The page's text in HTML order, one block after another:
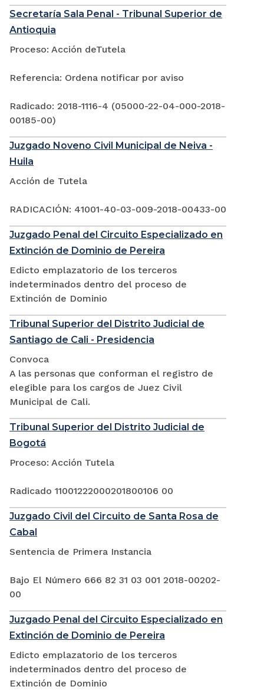
Secretaría Sala Penal - Tribunal Superior de
Antioquia
Proceso: Acción deTutela
Referencia: Ordena notificar por aviso
Radicado: 2018-1116-4 (05000-22-04-000-2018-
00185-00)
Juzgado Noveno Civil Municipal de Neiva -
Huila
Acción de Tutela
RADICACIÓN: 41001-40-03-009-2018-00433-00
Juzgado Penal del Circuito Especializado en
Extinción de Dominio de Pereira
Edicto emplazatorio de los terceros
indeterminados dentro del proceso de
Extinción de Dominio
Tribunal Superior del Distrito Judicial de
Santiago de Cali - Presidencia
Convoca
A las personas que conforman el registro de
elegible para los cargos de Juez Civil
Municipal de Cali.
Tribunal Superior del Distrito Judicial de
Bogotá
Proceso: Acción Tutela
Radicado 11001222000201800106 00
Juzgado Civil del Circuito de Santa Rosa de
Cabal
Sentencia de Primera Instancia
Bajo El Número 666 82 31 03 001 2018-00202-
00
Juzgado Penal del Circuito Especializado en
Extinción de Dominio de Pereira
Edicto emplazatorio de los terceros
indeterminados dentro del proceso de
Extinción de Dominio